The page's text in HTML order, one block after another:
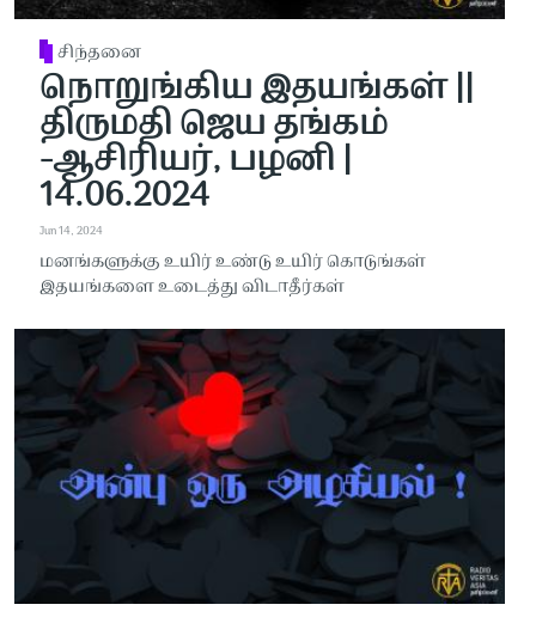
சிந்தனை
நொறுங்கிய இதயங்கள் ||
திருமதி ஜெய தங்கம்
-ஆசிரியர், பழனி |
14.06.2024
Jun 14, 2024
மனங்களுக்கு உயிர் உண்டு உயிர் கொடுங்கள்
இதயங்களை உடைத்து விடாதீர்கள்